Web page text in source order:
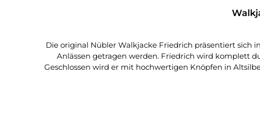
Die original Nübler Walkjacke Friedrich präsentiert sich
Anlässen getragen werden. Friedrich wird komplett
Geschlossen wird er mit hochwertigen Knöpfen in
Jacke mit einer lässigen Trachtenjeans.